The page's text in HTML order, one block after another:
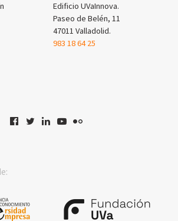
Edificio UVaInnova.
Paseo de Belén, 11
47011 Valladolid.
983 18 64 25